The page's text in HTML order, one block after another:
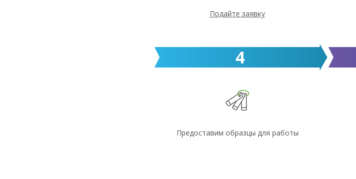
Подайте заявку
4
Предоставим образцы для работы